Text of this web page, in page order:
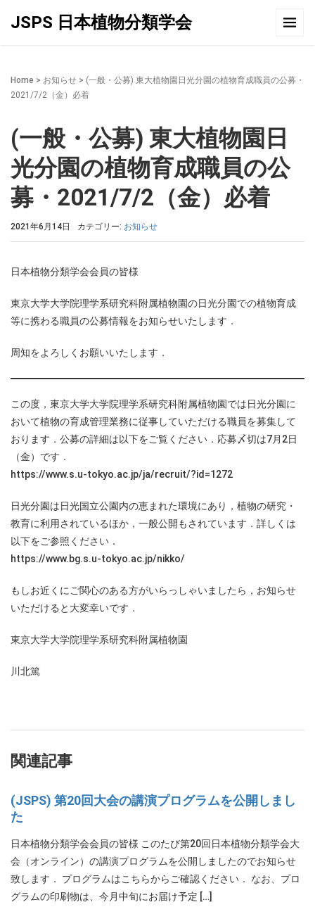
JSPS 日本植物分類学会
Home > お知らせ > (一般・公募) 東大植物園日光分園の植物育成職員の公募・
2021/7/2（金）必着
(一般・公募) 東大植物園日
光分園の植物育成職員の公
募・2021/7/2（金）必着
2021年6月14日 カテゴリー: お知らせ
日本植物分類学会会員の皆様
東京大学大学院理学系研究科附属植物園の日光分園での植物育成
等に携わる職員の公募情報をお知らせいたします．
周知をよろしくお願いいたします．
この度，東京大学大学院理学系研究科附属植物園では日光分園に
おいて植物の育成管理業務に従事していただける職員を募集して
おります．公募の詳細は以下をご覧ください．応募〆切は7月2日
（金）です．
https://www.s.u-tokyo.ac.jp/ja/recruit/?id=1272
日光分園は日光国立公園内の恵まれた環境にあり，植物の研究・
教育に利用されているほか，一般公開もされています．詳しくは
以下をご参照ください．
https://www.bg.s.u-tokyo.ac.jp/nikko/
もしお近くにご関心のある方がいらっしゃいましたら，お知らせ
いただけると大変幸いです．
東京大学大学院理学系研究科附属植物園
川北篤
関連記事
(JSPS) 第20回大会の講演プログラムを公開しまし
た
日本植物分類学会会員の皆様 このたび第20回日本植物分類学会大
会（オンライン）の講演プログラムを公開しましたのでお知らせ
致します． プログラムはこちらからご確認ください． なお、プロ
グラムの印刷物は、今月中旬にお届け予定 […]